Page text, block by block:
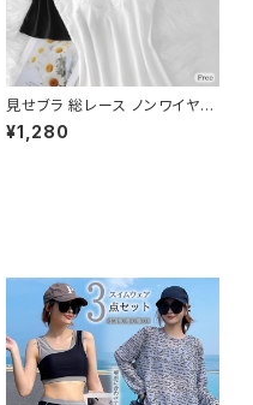
見せブラ 総レース ノンワイヤー
スチールリムなし インナー 伸縮
性 エレガント
¥1,280